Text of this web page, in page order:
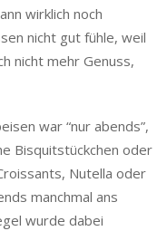
wirklich noch
nicht gut fühle, weil
nicht mehr Genuss,
war “nur abends”,
Bisquitstückchen oder
Nutella oder
manchmal ans
wurde dabei